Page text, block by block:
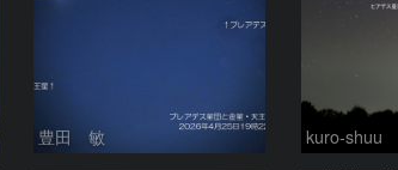
豊田 敏 kuro-shuu